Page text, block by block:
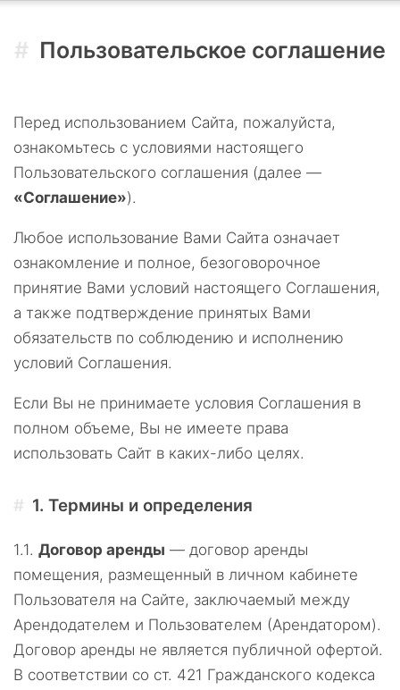
Пользовательское соглашение
Перед использованием Сайта, пожалуйста,
ознакомьтесь с условиями настоящего
Пользовательского соглашения (далее —
«Соглашение»).
Любое использование Вами Сайта означает
ознакомление и полное, безоговорочное
принятие Вами условий настоящего Соглашения,
а также подтверждение принятых Вами
обязательств по соблюдению и исполнению
условий Соглашения.
Если Вы не принимаете условия Соглашения в
полном объеме, Вы не имеете права
использовать Сайт в каких-либо целях.
1.Термины и определения
1.1. Договор аренды — договор аренды
помещения, размещенный в личном кабинете
Пользователя на Сайте, заключаемый между
Арендодателем и Пользователем (Арендатором).
Договор аренды не является публичной офертой.
В соответствии со ст. 421 Гражданского кодекса